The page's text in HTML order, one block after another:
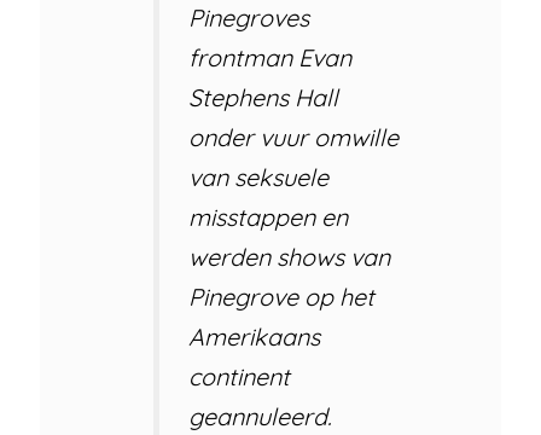
Pinegroves
frontman Evan
Stephens Hall
onder vuur omwille
van seksuele
misstappen en
werden shows van
Pinegrove op het
Amerikaans
continent
geannuleerd.